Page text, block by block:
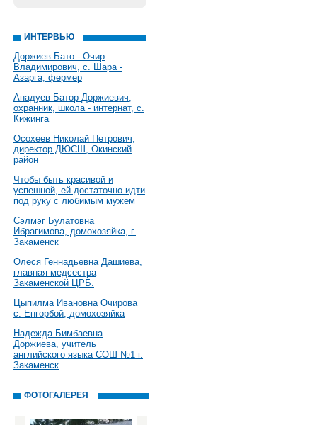
ИНТЕРВЬЮ
Доржиев Бато - Очир
Владимирович, с. Шара -
Азарга, фермер
Анадуев Батор Доржиевич,
охранник, школа - интернат, с.
Кижинга
Осохеев Николай Петрович,
директор ДЮСШ, Окинский
район
Чтобы быть красивой и
успешной, ей достаточно идти
под руку с любимым мужем
Сэлмэг Булатовна
Ибрагимова, домохозяйка, г.
Закаменск
Олеся Геннадьевна Дашиева,
главная медсестра
Закаменской ЦРБ.
Цыпилма Ивановна Очирова
с. Енгорбой, домохозяйка
Надежда Бимбаевна
Доржиева, учитель
английского языка СОШ №1 г.
Закаменск
ФОТОГАЛЕРЕЯ